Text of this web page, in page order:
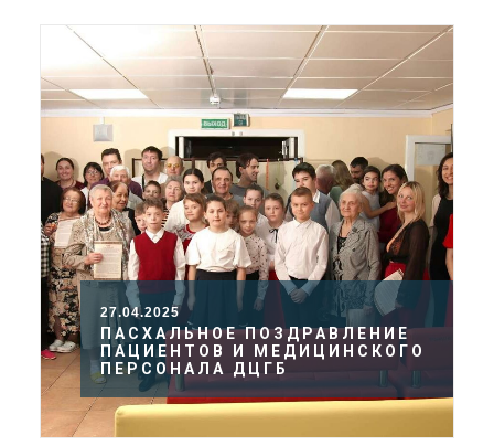
27.04.2025
ПАСХАЛЬНОЕ ПОЗДРАВЛЕНИЕ
ПАЦИЕНТОВ И МЕДИЦИНСКОГО
ПЕРСОНАЛА ДЦГБ